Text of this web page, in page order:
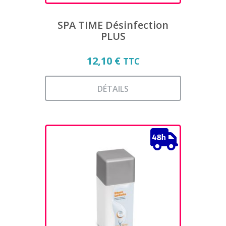
SPA TIME Désinfection
PLUS
12,10 € TTC
DÉTAILS
a
variations.
Les
peuvent
être
choisies
sur